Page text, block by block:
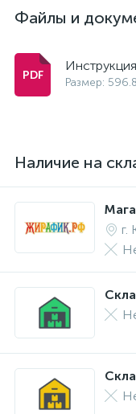
Файлы и
Размер:
Наличие на
г.